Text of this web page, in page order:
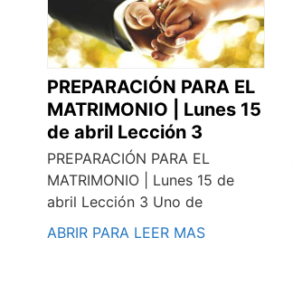
PREPARACIÓN PARA EL
MATRIMONIO | Lunes 15
de abril Lección 3
PREPARACIÓN PARA EL
MATRIMONIO | Lunes 15 de
abril Lección 3 Uno de
ABRIR PARA LEER MAS